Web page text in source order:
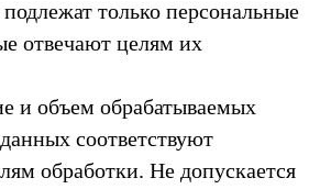
только персональные
отвечают целям их
и объем обрабатываемых
соответствуют
обработки. Не допускается